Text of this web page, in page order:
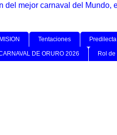
del mejor carnaval del
Tentaciones Predilecta
DE ORURO 2026 Rol